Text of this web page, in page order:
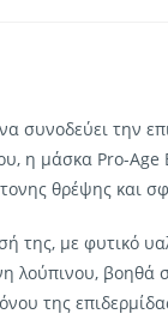
συνοδεύει την
η μάσκα Pro-Age
θρέψης και
της, με φυτικό
λούπινου, βοηθά
της